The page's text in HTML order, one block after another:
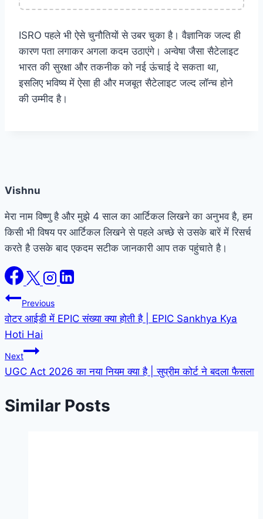
ISRO पहले भी ऐसे चुनौतियों से उबर चुका है। वैज्ञानिक जल्द ही
कारण पता लगाकर अगला कदम उठाएंगे। अन्वेषा जैसा सैटेलाइट
भारत की सुरक्षा और तकनीक को नई ऊंचाई दे सकता था,
इसलिए भविष्य में ऐसा ही और मजबूत सैटेलाइट जल्द लॉन्च होने
की उम्मीद है।
Vishnu
मेरा नाम विष्णु है और मुझे 4 साल का आर्टिकल लिखने का अनुभव है, हम
किसी भी विषय पर आर्टिकल लिखने से पहले अच्छे से उसके बारें में रिसर्च
करते है उसके बाद एकदम सटीक जानकारी आप तक पहुंचाते है।
Post
navigation
Previous
वोटर आईडी में EPIC संख्या क्या होती है | EPIC Sankhya Kya
Hoti Hai
Next
UGC Act 2026 का नया नियम क्या है | सुप्रीम कोर्ट ने बदला फैसला
Similar Posts